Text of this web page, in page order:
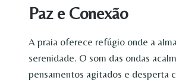
Paz e Conexão
A praia oferece refúgio onde a
serenidade. O som das ondas
pensamentos agitados e desperta